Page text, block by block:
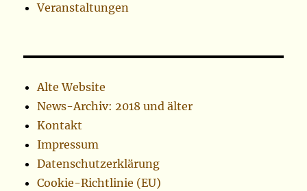
Veranstaltungen
Alte Website
News-Archiv: 2018 und älter
Kontakt
Impressum
Datenschutzerklärung
Cookie-Richtlinie (EU)